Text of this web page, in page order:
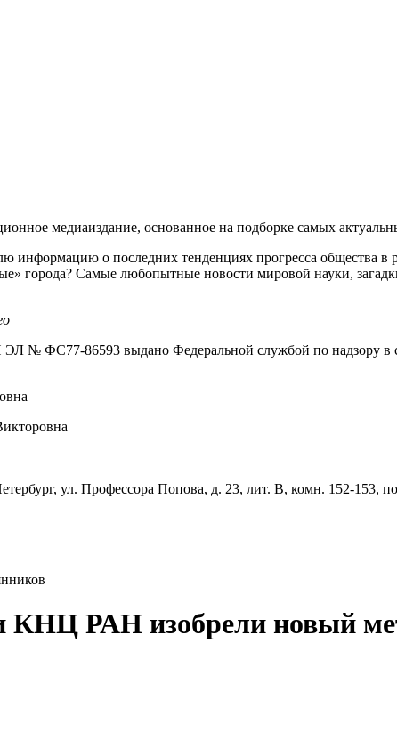
медиаиздание, основанное на подборке самых
информацию о последних тенденциях прогресса общества
города? Самые любопытные новости мировой науки,
№ ФС77-86593 выдано Федеральной службой по надзору
ул. Профессора Попова, д. 23, лит. В, комн. 152-153,
РАН изобрели новый